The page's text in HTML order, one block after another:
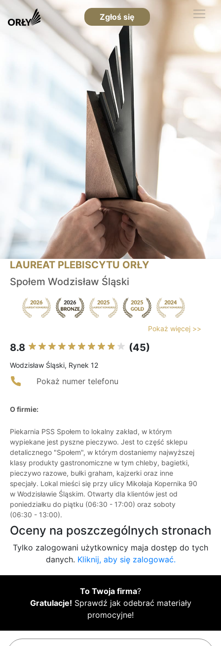
Zgłoś się
LAUREAT PLEBISCYTU ORŁY
Społem Wodzisław Śląski
Pokaż więcej >>
8.8 (45)
Wodzisław Śląski, Rynek 12
Pokaż numer telefonu
O firmie:
Piekarnia PSS Społem to lokalny zakład, w którym
wypiekane jest pyszne pieczywo. Jest to część sklepu
detalicznego "Społem", w którym dostaniemy najwyższej
klasy produkty gastronomiczne w tym chleby, bagietki,
pieczywo razowe, bułki graham, kajzerki oraz inne
specjały. Lokal mieści się przy ulicy Mikołaja Kopernika 90
w Wodzisławie Śląskim. Otwarty dla klientów jest od
poniedziałku do piątku (06:30 - 17:00) oraz soboty
(06:30 - 13:00).
Oceny na poszczególnych stronach
Tylko zalogowani użytkownicy maja dostęp do tych
danych. Kliknij, aby się zalogować.
To Twoja firma?
Gratulacje! Sprawdź jak odebrać materiały
promocyjne!